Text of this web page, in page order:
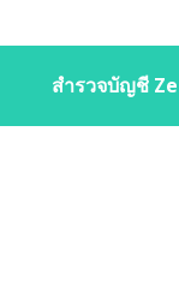
สำรวจบัญชี